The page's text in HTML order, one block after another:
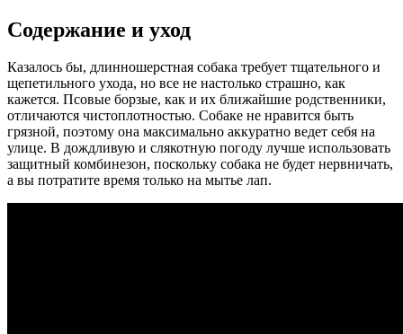
Содержание и уход
Казалось бы, длинношерстная собака требует тщательного и
щепетильного ухода, но все не настолько страшно, как
кажется. Псовые борзые, как и их ближайшие родственники,
отличаются чистоплотностью. Собаке не нравится быть
грязной, поэтому она максимально аккуратно ведет себя на
улице. В дождливую и слякотную погоду лучше использовать
защитный комбинезон, поскольку собака не будет нервничать,
а вы потратите время только на мытье лап.